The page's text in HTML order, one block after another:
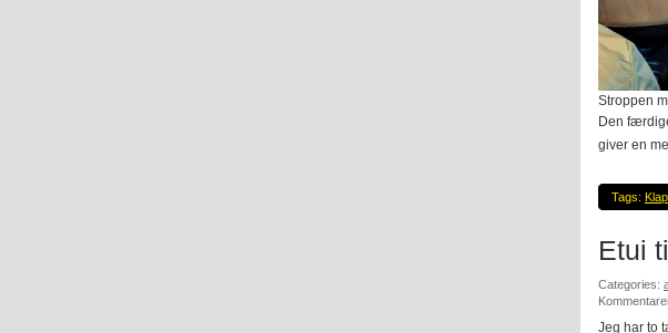
Stroppen
Den
giver en
Tags:
Etui
Categories:
Jeg har to